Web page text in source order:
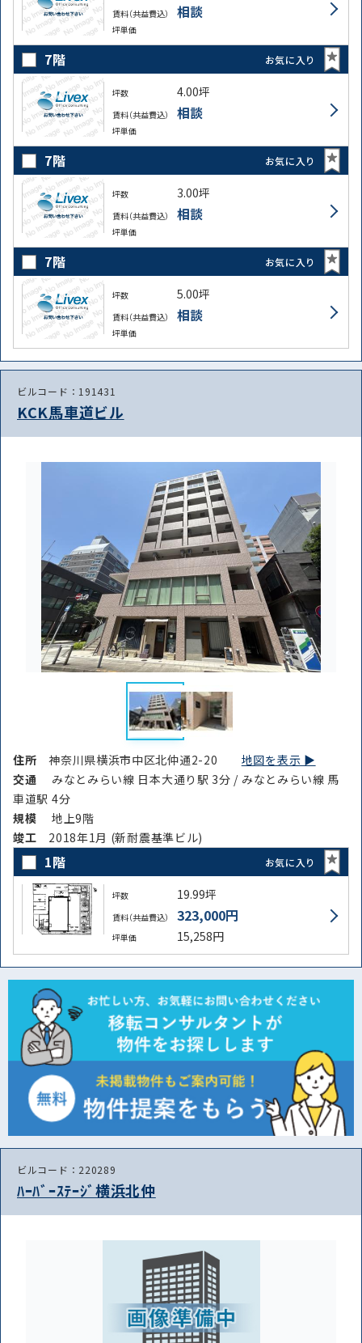
住所
から探す から探す
条件を絞り込む
賃料（共益費込） 相談
坪単価
7階 お気に入り
坪数 4.00坪
賃料（共益費込） 相談
坪単価
7階 お気に入り
坪数 3.00坪
賃料（共益費込） 相談
坪単価
7階 お気に入り
坪数 5.00坪
賃料（共益費込） 相談
坪単価
ビルコード：191431
KCK馬車道ビル
住所神奈川県横浜市中区北仲通2-20 地図を表示 ▶︎
交通
みなとみらい線 日本大通り駅 3分 / みなとみらい線 馬
車道駅 4分
規模
地上9階
竣⼯ 2018年1月 (新耐震基準ビル)
1階 お気に入り
坪数 19.99坪
賃料（共益費込） 323,000円
坪単価 15,258円
ビルコード：220289
ﾊｰﾊﾞｰｽﾃｰｼﾞ横浜北仲